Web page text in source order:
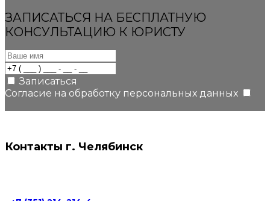
ЗАПИСАТЬСЯ НА БЕСПЛАТНУЮ
КОНСУЛЬТАЦИЮ К ЮРИСТУ
Записаться
Согласие на обработку персональных данных
Контакты г. Челябинск